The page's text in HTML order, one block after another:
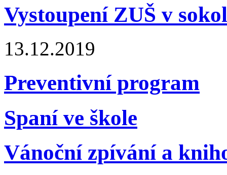
Vystoupení ZUŠ v
13.12.2019
Preventivní program
Spaní ve škole
Vánoční zpívání a